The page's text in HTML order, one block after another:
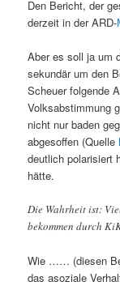
Den Bericht, der
derzeit in der ARD-
Aber es soll ja um
sekundär um den
Scheuer folgende
Volksabstimmung
nicht nur baden
abgesoffen (Quelle
deutlich polarisiert
hätte.
Die Wahrheit ist:
bekommen durch
Wie …… (diesen
das asoziale